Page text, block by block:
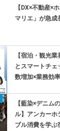
【DX×不動産×
マリエ」が急成
【宿泊・観光
とスマートチ
数増加×業務効
【藍染×デニム
ル】アンカーホ
ブル消費を学ぶ